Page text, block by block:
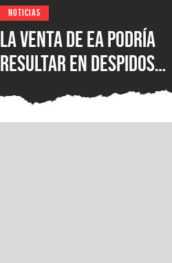
NOTICIAS
La venta de EA podría
resultar en despidos
masivos y la venta de
estudios como BioWare,